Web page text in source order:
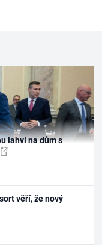
lahví na dům s
věří, že nový